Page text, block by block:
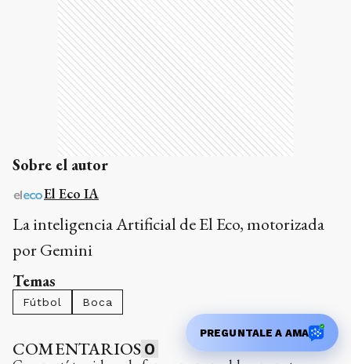
Sobre el autor
El Eco IA
La inteligencia Artificial de El Eco, motorizada
por Gemini
Temas
Fútbol Boca
COMENTARIOS 0
PREGUNTALE A AMA